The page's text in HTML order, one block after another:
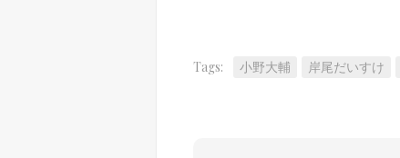
Tags: 小野大輔 岸尾だいすけ